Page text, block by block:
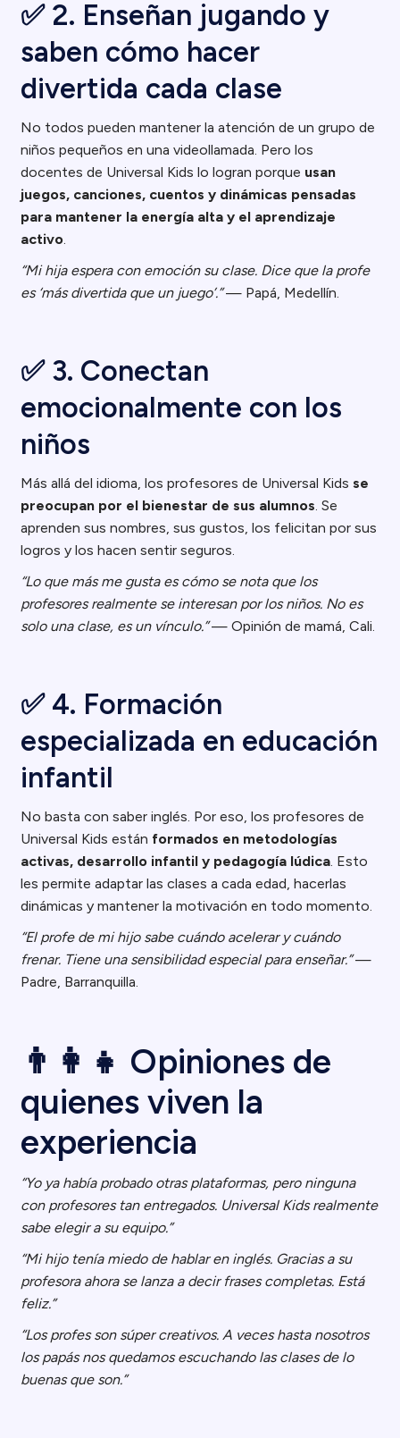
✅ 2. Enseñan jugando y
saben cómo hacer
divertida cada clase
No todos pueden mantener la atención de un grupo de
niños pequeños en una videollamada. Pero los
docentes de Universal Kids lo logran porque usan
juegos, canciones, cuentos y dinámicas pensadas
para mantener la energía alta y el aprendizaje
activo.
“Mi hija espera con emoción su clase. Dice que la profe
es ‘más divertida que un juego’.”— Papá, Medellín.
✅ 3. Conectan
emocionalmente con los
niños
Más allá del idioma, los profesores de Universal Kidsse
preocupan por el bienestar de sus alumnos. Se
aprenden sus nombres, sus gustos, los felicitan por sus
logros y los hacen sentir seguros.
“Lo que más me gusta es cómo se nota que los
profesores realmente se interesan por los niños. No es
solo una clase, es un vínculo.”— Opinión de mamá, Cali.
✅ 4. Formación
especializada en educación
infantil
No basta con saber inglés. Por eso, los profesores de
Universal Kids están formados en metodologías
activas, desarrollo infantil y pedagogía lúdica. Esto
les permite adaptar las clases a cada edad, hacerlas
dinámicas y mantener la motivación en todo momento.
“El profe de mi hijo sabe cuándo acelerar y cuándo
frenar. Tiene una sensibilidad especial para enseñar.”—
Padre, Barranquilla.
👨‍👩‍👧 Opiniones de
quienes viven la
experiencia
“Yo ya había probado otras plataformas, pero ninguna
con profesores tan entregados. Universal Kids realmente
sabe elegir a su equipo.”
“Mi hijo tenía miedo de hablar en inglés. Gracias a su
profesora ahora se lanza a decir frases completas. Está
feliz.”
“Los profes son súper creativos. A veces hasta nosotros
los papás nos quedamos escuchando las clases de lo
buenas que son.”